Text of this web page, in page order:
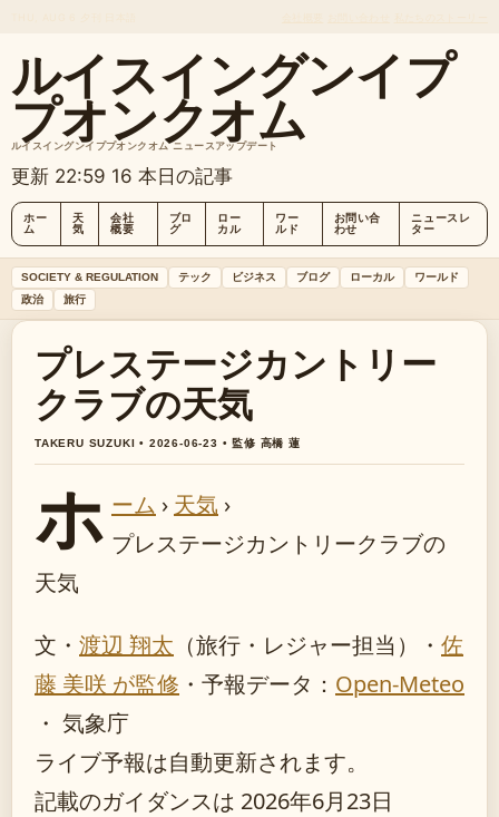
ルイスイングンイプ
プオンクオム
ルイスイングンイププオンクオム ニュースアップデート
更新 22:59 16 本日の記事
ホー
ム
天
気
会社
概要
ブロ
グ
ロー
カル
ワー
ルド
お問い合
わせ
ニュースレ
ター
SOCIETY & REGULATION テック ビジネス ブログ ローカル
ワールド
政治
旅行
プレステージカントリー
クラブの天気
TAKERU SUZUKI • 2026-06-23 • 監修 高橋 蓮
ホ ーム › 天気 ›
プレステージカントリークラブの
天気
文・ 渡辺 翔太 （旅行・レジャー担当） ・ 佐
藤 美咲 が監修 ・ 予報データ： Open-Meteo
・ 気象庁
ライブ予報は自動更新されます。
記載のガイダンスは 2026年6月23日